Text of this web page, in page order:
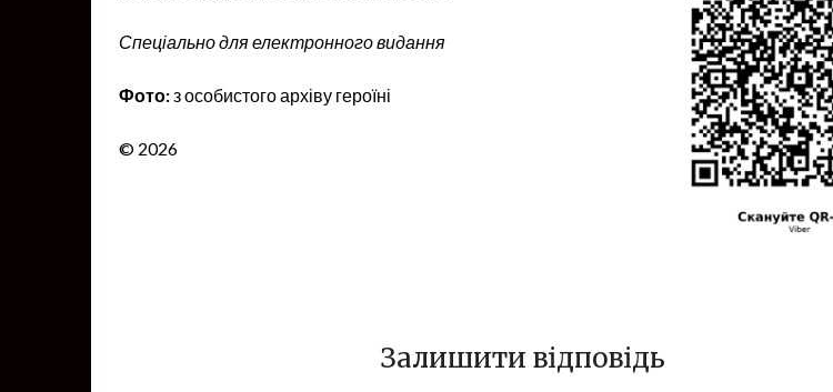
Спеціально для електронного видання
Фото:з особистого архіву героїні
© 2026
Залишити відповідь